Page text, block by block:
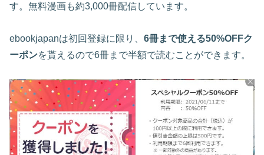
す。無料漫画も約3,000冊配信しています。
ebookjapanは初回登録に限り、 6冊まで使える50%OFFク
ーポンを貰えるので6冊まで半額で読むことができます。